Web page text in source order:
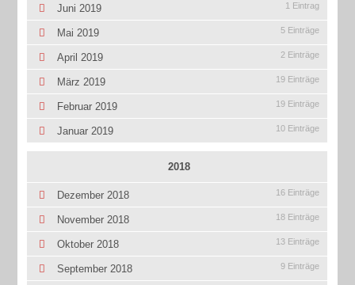
Juni 2019 1 Eintrag
Mai 2019 5 Einträge
April 2019 2 Einträge
März 2019 19 Einträge
Februar 2019 19 Einträge
Januar 2019 10 Einträge
2018
Dezember 2018 16 Einträge
November 2018 18 Einträge
Oktober 2018 13 Einträge
September 2018 9 Einträge